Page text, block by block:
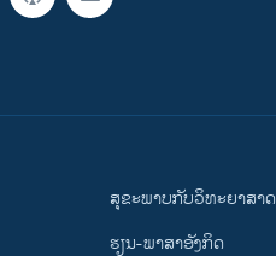
ສຸຂະພາບກັບວິທະຍາສາດ
ຮຽນ-ພາສາອັງກິດ